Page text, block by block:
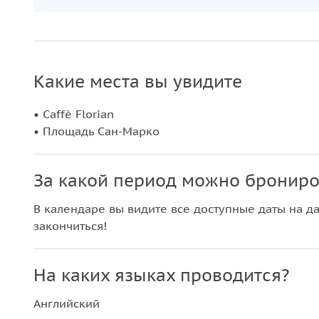
Какие места вы увидите
• Caffè Florian
• Площадь Сан-Марко
За какой период можно
В календаре вы видите все доступные даты на
закончиться!
На каких языках проводится?
Английский